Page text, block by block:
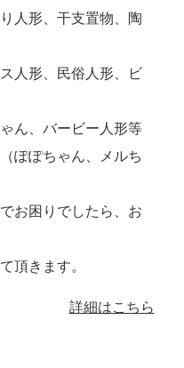
人形、干支置物、陶
人形、民俗人形、ビ
ん、バービー人形等
ぽぽちゃん、メルち
お困りでしたら、お
頂きます。
詳細はこちら